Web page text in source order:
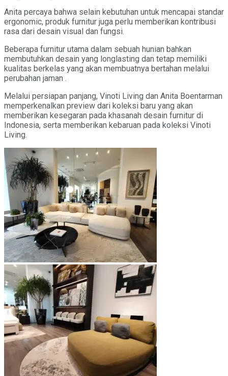
Anita percaya bahwa selain kebutuhan untuk mencapai standar
ergonomic, produk furnitur juga perlu memberikan kontribusi
rasa dari desain visual dan fungsi.
Beberapa furnitur utama dalam sebuah hunian bahkan
membutuhkan desain yang longlasting dan tetap memiliki
kualitas berkelas yang akan membuatnya bertahan melalui
perubahan jaman .
Melalui persiapan panjang, Vinoti Living dan Anita Boentarman
memperkenalkan preview dari koleksi baru yang akan
memberikan kesegaran pada khasanah desain furnitur di
Indonesia, serta memberikan kebaruan pada koleksi Vinoti
Living.